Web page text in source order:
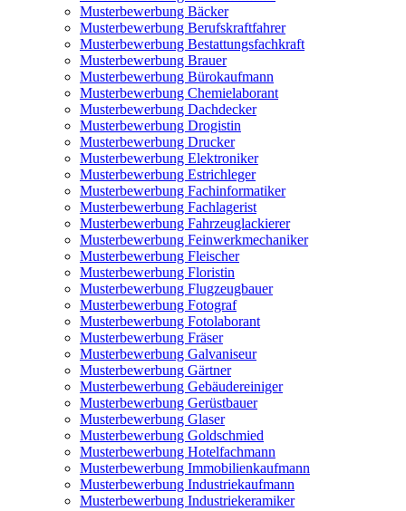
Musterbewerbung Bäcker
Musterbewerbung Berufskraftfahrer
Musterbewerbung Bestattungsfachkraft
Musterbewerbung Brauer
Musterbewerbung Bürokaufmann
Musterbewerbung Chemielaborant
Musterbewerbung Dachdecker
Musterbewerbung Drogistin
Musterbewerbung Drucker
Musterbewerbung Elektroniker
Musterbewerbung Estrichleger
Musterbewerbung Fachinformatiker
Musterbewerbung Fachlagerist
Musterbewerbung Fahrzeuglackierer
Musterbewerbung Feinwerkmechaniker
Musterbewerbung Fleischer
Musterbewerbung Floristin
Musterbewerbung Flugzeugbauer
Musterbewerbung Fotograf
Musterbewerbung Fotolaborant
Musterbewerbung Fräser
Musterbewerbung Galvaniseur
Musterbewerbung Gärtner
Musterbewerbung Gebäudereiniger
Musterbewerbung Gerüstbauer
Musterbewerbung Glaser
Musterbewerbung Goldschmied
Musterbewerbung Hotelfachmann
Musterbewerbung Immobilienkaufmann
Musterbewerbung Industriekaufmann
Musterbewerbung Industriekeramiker